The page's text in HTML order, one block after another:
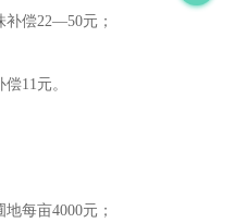
偿22—50元；
11元。
每亩4000元；